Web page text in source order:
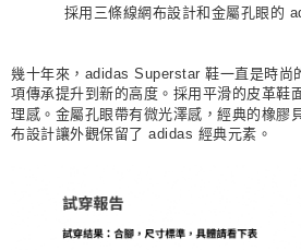
付款後門市自取
採用三條線網布設計和金屬孔眼的
幾十年來，adidas Superstar 鞋一直是時尚
項傳承提升到新的高度。採用平滑的皮革鞋
理感。金屬孔眼帶有微光澤感，經典的橡膠
布設計讓外觀保留了 adidas 經典元素。